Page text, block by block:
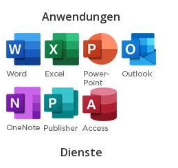
Anwendungen
Dienste